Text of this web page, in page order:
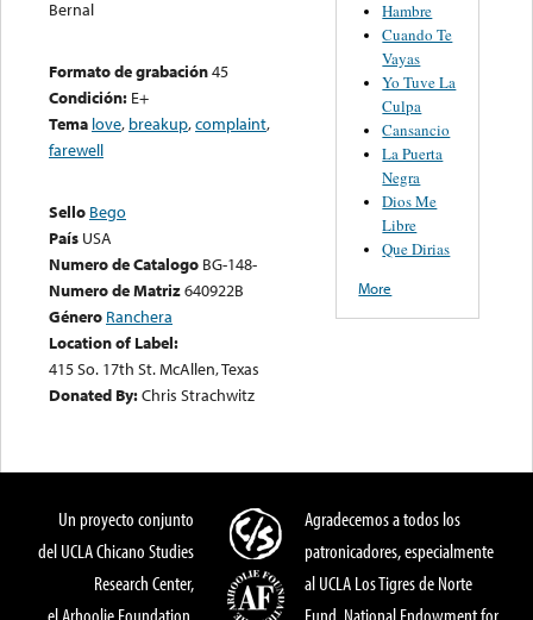
Bernal
Formato de grabación45
Condición: E+
Tema love, breakup,complaint,
farewell
Sello Bego
País USA
Numero de Catalogo BG-148-
Numero de Matriz640922B
Género Ranchera
Location of Label:
415 So. 17th St. McAllen, Texas
Donated By:Chris Strachwitz
Hambre
Cuando Te
Vayas
Yo Tuve La
Culpa
Cansancio
La Puerta
Negra
Dios Me
Libre
Que Dirias
More
Un proyecto conjunto
del UCLA Chicano Studies
Research Center,
Agradecemos a todos los
patronicadores, especialmente
al UCLA Los Tigres de Norte